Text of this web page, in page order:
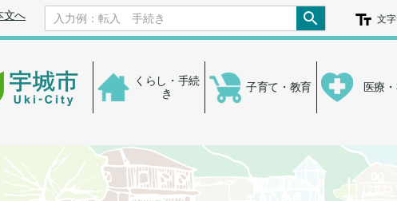
ニューを飛ばして本文へ
文へ 文
くらし・手続
き
子育て・教育 医療